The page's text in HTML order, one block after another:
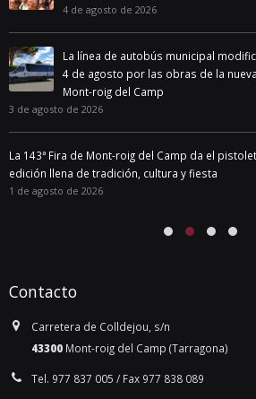
4 de agosto de 2026
La línea de autobús municipal
4 de agosto por las obras de la
Mont-roig del Camp
3 de agosto de 2026
La 143ª Fira de Mont-roig del Camp da el
edición llena de tradición, cultura y fiesta
1 de agosto de 2026
Contacto
Carretera de Colldejou, s/n
43300 Mont-roig del Camp (Tarragona)
Tel. 977 837 005 / Fax 977 838 089